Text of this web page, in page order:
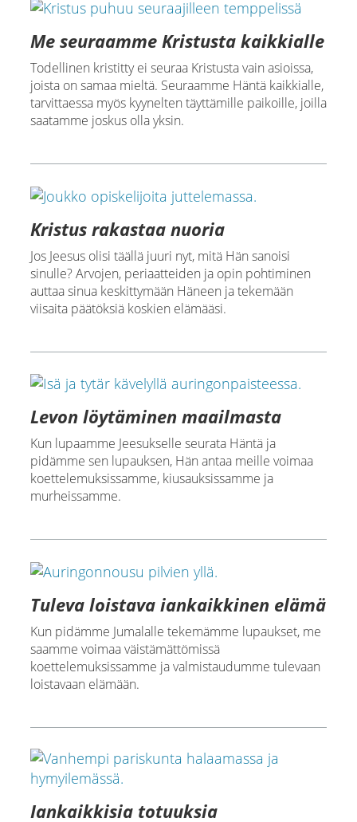
Me seuraamme Kristusta kaikkialle
Todellinen kristitty ei seuraa Kristusta vain asioissa,
joista on samaa mieltä. Seuraamme Häntä kaikkialle,
tarvittaessa myös kyynelten täyttämille paikoille, joilla
saatamme joskus olla yksin.
Kristus rakastaa nuoria
Jos Jeesus olisi täällä juuri nyt, mitä Hän sanoisi
sinulle? Arvojen, periaatteiden ja opin pohtiminen
auttaa sinua keskittymään Häneen ja tekemään
viisaita päätöksiä koskien elämääsi.
Levon löytäminen maailmasta
Kun lupaamme Jeesukselle seurata Häntä ja
pidämme sen lupauksen, Hän antaa meille voimaa
koettelemuksissamme, kiusauksissamme ja
murheissamme.
Tuleva loistava iankaikkinen elämä
Kun pidämme Jumalalle tekemämme lupaukset, me
saamme voimaa väistämättömissä
koettelemuksissamme ja valmistaudumme tulevaan
loistavaan elämään.
Iankaikkisia totuuksia